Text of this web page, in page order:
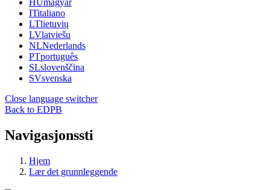
HUmagyar
ITitaliano
LTlietuvių
LVlatviešu
NLNederlands
PTportuguês
SLslovenščina
SVsvenska
Close language switcher
Back to EDPB
Navigasjonssti
Hjem
Lær det grunnleggende